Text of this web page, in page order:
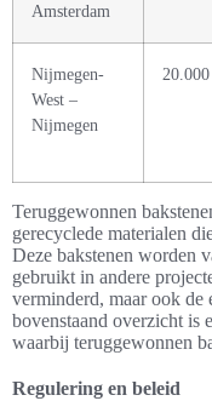
Amsterdam
Nijmegen-
West –
Nijmegen
20.000
Teruggewonnen
gerecyclede materialen
Deze bakstenen worden
gebruikt in andere
verminderd, maar ook
bovenstaand overzicht is
waarbij teruggewonnen
Regulering en beleid